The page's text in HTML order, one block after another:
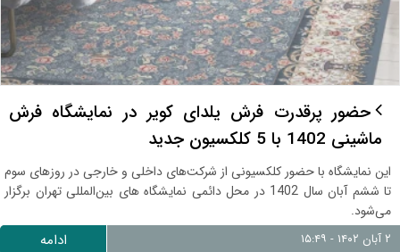
حضور پرقدرت فرش یلدای کویر در نمایشگاه فرش
ماشینی 1402 با 5 کلکسیون جدید
این نمایشگاه با حضور کلکسیونی از شرکت‌های داخلی و خارجی در روزهای سوم
تا ششم آبان سال 1402 در محل دائمی نمایشگاه های بین‌المللی تهران برگزار
می‌شود.
ادامه